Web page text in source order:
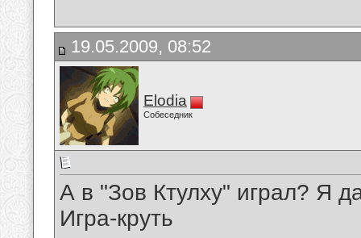
19.05.2009, 08:52
Elodia
Собеседник
А в "Зов Ктулху" играл? Я
Игра-круть